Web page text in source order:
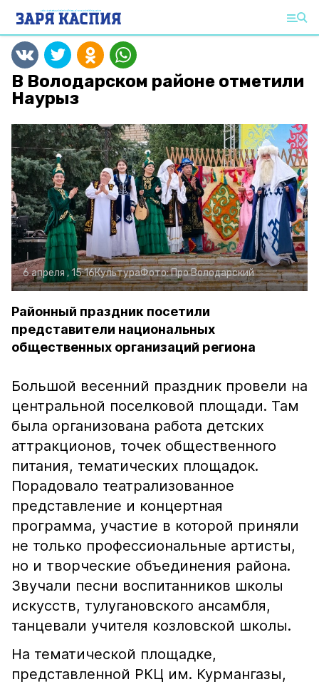
В Володарском районе отметили
Наурыз
6 апреля , 15:16КультураФото:Про Володарский
Районный праздник посетили
представители национальных
общественных организаций региона
Большой весенний праздник провели на
центральной поселковой площади. Там
была организована работа детских
аттракционов, точек общественного
питания, тематических площадок.
Порадовало театрализованное
представление и концертная
программа, участие в которой приняли
не только профессиональные артисты,
но и творческие объединения района.
Звучали песни воспитанников школы
искусств, тулугановского ансамбля,
танцевали учителя козловской школы.
На тематической площадке,
представленной РКЦ им. Курмангазы,